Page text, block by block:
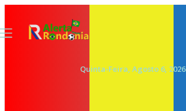
Quinta-Feira, Agosto 6, 2026